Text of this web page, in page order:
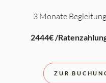
3 Monate
2444€ /
ZUR